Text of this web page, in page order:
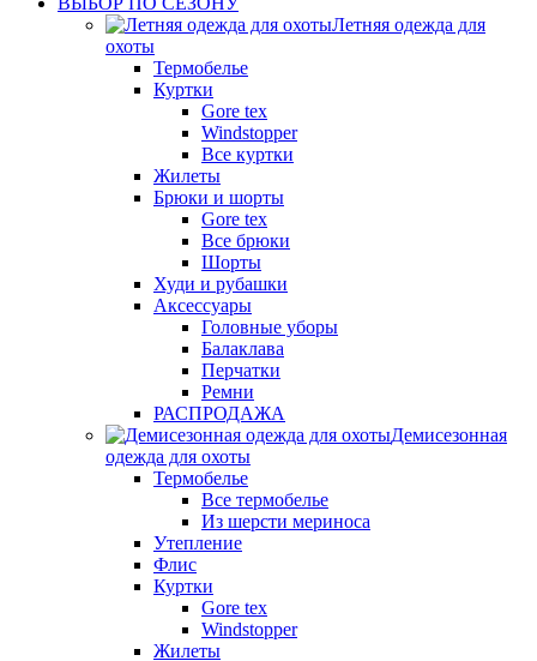
Летняя одежда для
охоты
Термобелье
Куртки
Gore tex
Windstopper
Все куртки
Жилеты
Брюки и шорты
Gore tex
Все брюки
Шорты
Худи и рубашки
Аксессуары
Головные уборы
Балаклава
Перчатки
Ремни
РАСПРОДАЖА
Демисезонная
одежда для охоты
Термобелье
Все термобелье
Из шерсти мериноса
Утепление
Флис
Куртки
Gore tex
Windstopper
Жилеты